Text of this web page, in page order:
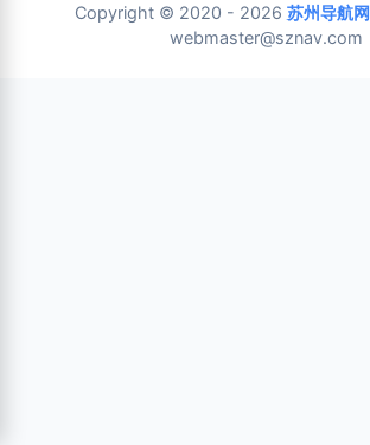
Copyright © 2020 - 2026 苏州导航网
webmaster@sznav.com